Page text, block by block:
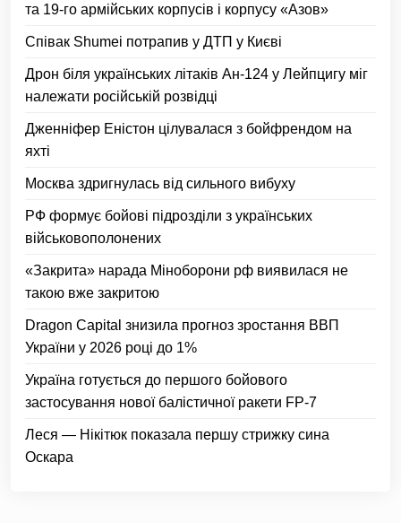
та 19-го армійських корпусів і корпусу «Азов»
Співак Shumei потрапив у ДТП у Києві
Дрон біля українських літаків Ан-124 у Лейпцигу міг
належати російській розвідці
Дженніфер Еністон цілувалася з бойфрендом на
яхті
Москва здригнулась від сильного вибуху
РФ формує бойові підрозділи з українських
військовополонених
«Закрита» нарада Міноборони рф виявилася не
такою вже закритою
Dragon Capital знизила прогноз зростання ВВП
України у 2026 році до 1%
Україна готується до першого бойового
застосування нової балістичної ракети FP-7
Леся — Нікітюк показала першу стрижку сина
Оскара